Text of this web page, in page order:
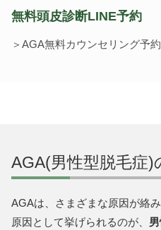
無料頭皮診断LINE予約
＞AGA無料カウンセリング予
AGA(男性型脱毛症)
AGAは、さまざまな原因が絡
原因として挙げられるのが、